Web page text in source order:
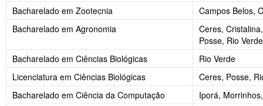
Bacharelado em Zootecnia
Campos Belos,
Bacharelado em Agronomia
Ceres,
Posse, Rio
Bacharelado em Ciências Biológicas
Rio Verde
Licenciatura em Ciências Biológicas
Ceres, Posse,
Bacharelado em Ciência da Computação
Iporá,